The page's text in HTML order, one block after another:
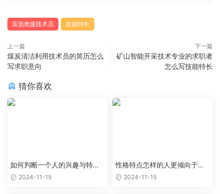
应急救援技术员 技能特长
上一篇
煤炭清洁利用技术员的简历怎么
写求职意向
下一篇
矿山智能开采技术专业的求职者
怎么写技能特长
猜你喜欢
如何判断一个人的兴趣与特定
职业能够完美结合
2024-11-15
性格特点怎样的人更倾向于特
定类型的工作岗位
2024-11-15